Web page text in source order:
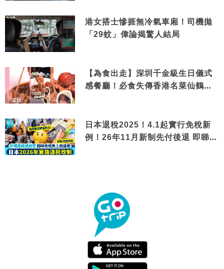
港女搭士慘捱無冷氣車廂！司機拋
「29蚊」偉論揭驚人結局
【為食出走】深圳千金級生日儀式
感餐廳！必食失傳香港名菜仙鶴神
日本退稅2025！4.1起實行免稅新
例！26年11月新制先付後退 即睇步